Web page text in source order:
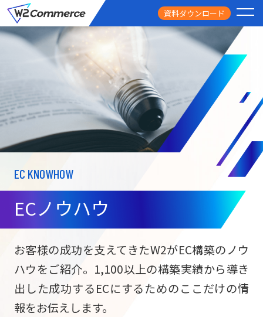
資料ダウンロード
サービス
ECサイト構築
サブスク/定期通販
ECサイト構築
PRICE
料金
FEATURE
導入事例
USEFUL
お役立ち情報
NEWS
ニュース
EC KNOWHOW
ECノウハウ
お客様の成功を支えてきたW2がEC構築のノウ
ハウをご紹介。1,100以上の構築実績から導き
出した成功するECにするためのここだけの情
報をお伝えします。